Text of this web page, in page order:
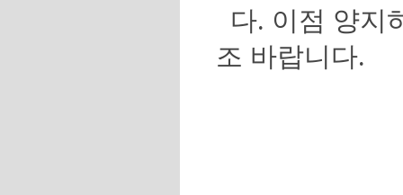
다. 이점 양지
조 바랍니다.